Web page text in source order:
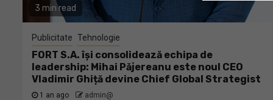
3 min read
Publicitate Tehnologie
FORT S.A. își consolidează echipa de
leadership: Mihai Păjereanu este noul CEO
Vladimir Ghiță devine Chief Global Strategist
1 an ago admin@